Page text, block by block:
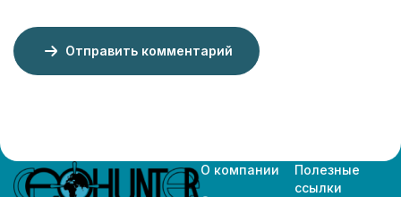
Отправить комментарий
О компании
Полезные
ссылки